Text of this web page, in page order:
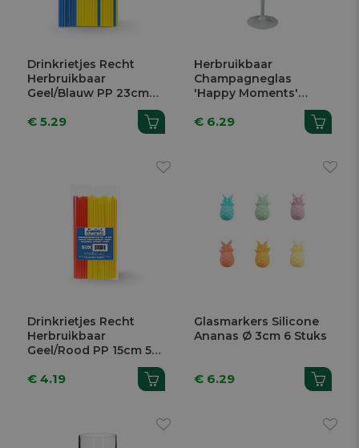
Drinkrietjes Recht
Herbruikbaar
Geel/Blauw PP 23cm
€ 5.29
Herbruikbaar
Champagneglas
'Happy Moments'
120ml
€ 6.29
Drinkrietjes Recht
Herbruikbaar
Geel/Rood PP 15cm 50
€ 4.19
Glasmarkers Silicone
Ananas Ø 3cm 6 Stuks
€ 6.29